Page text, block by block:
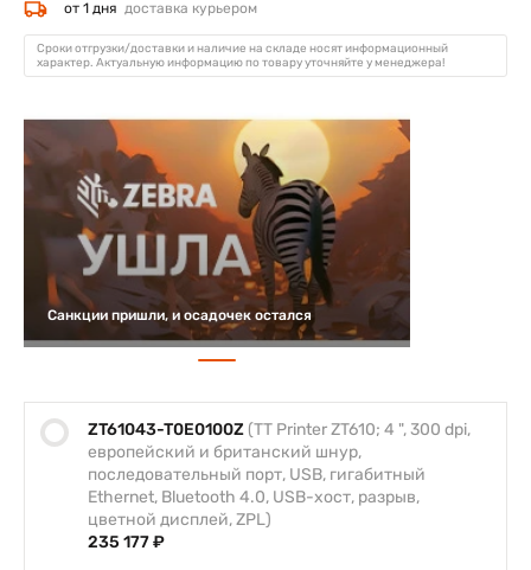
ZT61043-T0E0100Z (TT Printer ZT610; 4 ", 300 dpi,
европейский и британский шнур,
последовательный порт, USB, гигабитный
Ethernet, Bluetooth 4.0, USB-хост, разрыв,
цветной дисплей, ZPL)
235 177 ₽
от 1 дня доставка курьером
Сроки отгрузки/доставки и наличие на складе носят информационный
характер. Актуальную информацию по товару уточняйте у менеджера!
Санкции пришли, и осадочек остался